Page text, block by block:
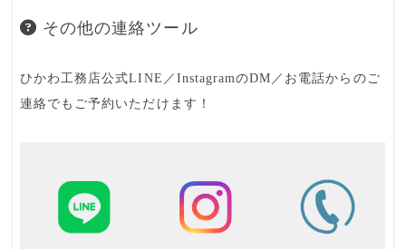
その他の連絡ツール
ひかわ工務店公式LINE／InstagramのDM／お電話からのご
連絡でもご予約いただけます！